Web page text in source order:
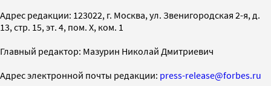
Адрес редакции: 123022, г. Москва, ул. Звенигородская 2-я, д.
13, стр. 15, эт. 4, пом. X, ком. 1
Главный редактор: Мазурин Николай Дмитриевич
Адрес электронной почты редакции: press-release@forbes.ru